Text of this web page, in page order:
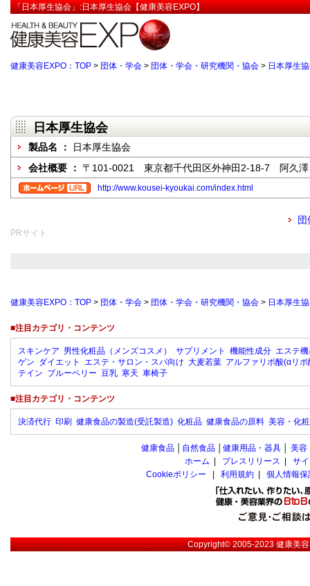
「日本厚生協会」:日本厚生協会【健康美容EXPO】
健康美容EXPO：TOP > 団体・学会 > 団体・学会・研究機関・協会 > 日本厚生
日本厚生協会
製品名 ：
日本厚生協会
会社概要 ： 〒101-0021 東京都千代田区外神田2-18-7 阿久澤
http://www.kousei-kyoukai.com/index.html
団
PRサイト
健康美容EXPO：TOP > 団体・学会 > 団体・学会・研究機関・協会 > 日本厚生
■注目カテゴリ・コンテンツ
スキンケア 男性化粧品（メンズコスメ） サプリメント 機能性成分 エステ
ゲン ダイエット エステ・サロン・スパ向け 大麦若葉 アルファリポ酸(αリポ
テイン ブルーベリー 豆乳 寒天 車椅子
■注目カテゴリ・コンテンツ
決済代行 印刷 健康食品の製造(受託製造) 化粧品 健康食品の原料 美容・化
健康食品 自然食品 健康用品・器具 美容
ホーム
プレスリリース
サ
Cookieポリシー
利用規約 個人情報
Copyright© 2005-2023健康美